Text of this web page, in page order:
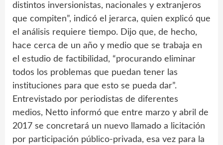
distintos inversionistas, nacionales y extranjeros
que compiten”, indicó el jerarca, quien explicó que
el análisis requiere tiempo. Dijo que, de hecho,
hace cerca de un año y medio que se trabaja en
el estudio de factibilidad, “procurando eliminar
todos los problemas que puedan tener las
instituciones para que esto se pueda dar”.
Entrevistado por periodistas de diferentes
medios, Netto informó que entre marzo y abril de
2017 se concretará un nuevo llamado a licitación
por participación público-privada, esa vez para la